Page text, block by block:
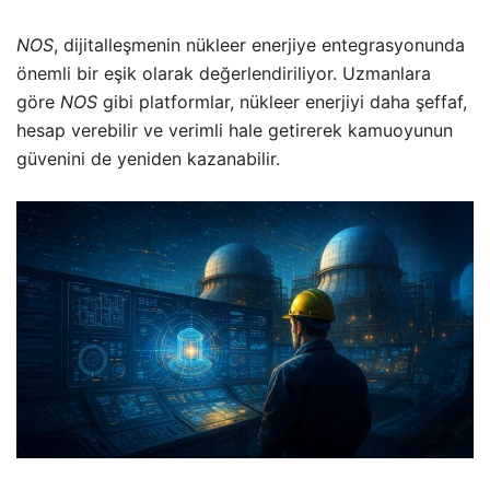
NOS, dijitalleşmenin nükleer enerjiye entegrasyonunda
önemli bir eşik olarak değerlendiriliyor. Uzmanlara
göre NOS gibi platformlar, nükleer enerjiyi daha şeffaf,
hesap verebilir ve verimli hale getirerek kamuoyunun
güvenini de yeniden kazanabilir.